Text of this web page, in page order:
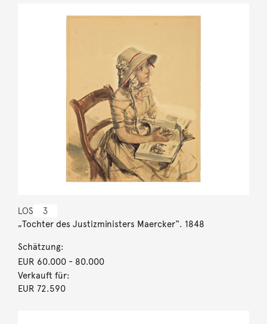
LOS 3
„Tochter des Justizministers Maercker“. 1848
Schätzung:
EUR 60.000- 80.000
Verkauft für:
EUR 72.590